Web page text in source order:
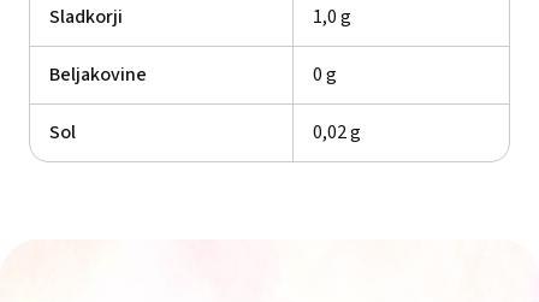
Sladkorji 1,0 g
Beljakovine 0 g
Sol 0,02 g